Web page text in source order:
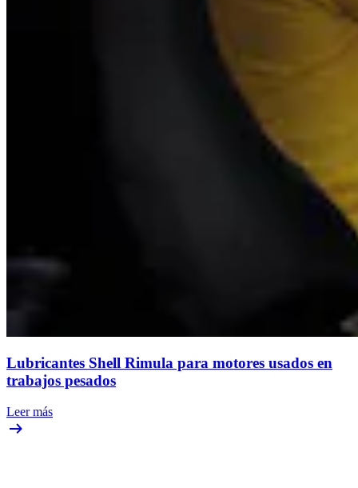
Lubricantes Shell Rimula para motores usados en
trabajos pesados
Leer más